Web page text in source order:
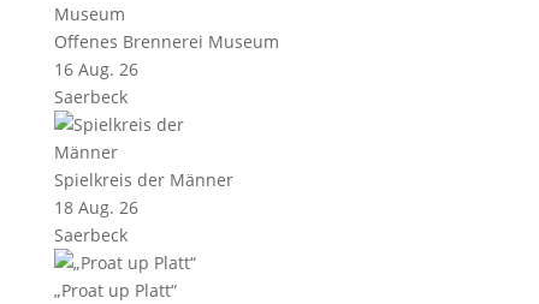
Offenes Brennerei Museum
16 Aug. 26
Saerbeck
Spielkreis der Männer
18 Aug. 26
Saerbeck
„Proat up Platt“